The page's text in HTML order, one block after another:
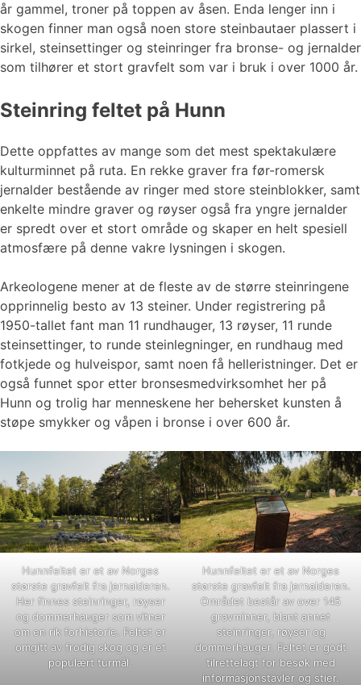
år gammel, troner på toppen av åsen. Enda lenger inn i
skogen finner man også noen store steinbautaer plassert i
sirkel, steinsettinger og steinringer fra bronse- og jernalder
som tilhører et stort gravfelt som var i bruk i over 1000 år.
Steinring feltet på Hunn
Dette oppfattes av mange som det mest spektakulære
kulturminnet på ruta. En rekke graver fra før-romersk
jernalder bestående av ringer med store steinblokker, samt
enkelte mindre graver og røyser også fra yngre jernalder
er spredt over et stort område og skaper en helt spesiell
atmosfære på denne vakre lysningen i skogen.
Arkeologene mener at de fleste av de større steinringene
opprinnelig besto av 13 steiner. Under registrering på
1950-tallet fant man 11 rundhauger, 13 røyser, 11 runde
steinsettinger, to runde steinlegninger, en rundhaug med
fotkjede og hulveispor, samt noen få helleristninger. Det er
også funnet spor etter bronsesmedvirksomhet her på
Hunn og trolig har menneskene her behersket kunsten å
støpe smykker og våpen i bronse i over 600 år.
Hunnfeltet er et av Norges
største gravfelt fra jernalderen.
Her finnes steinringer, røyser
og dommerhauger som vitner
om en rik forhistorie. Feltet er
omgitt av frodig skog og er et
populært turmål.
Hunnfeltet er et av Norges
største gravfelt fra jernalderen.
Området består av over 145
gravminner, blant annet
steinringer, røyser og
dommerhauger. Feltet er godt
tilrettelagt for besøk med
informasjonstavler og stier.